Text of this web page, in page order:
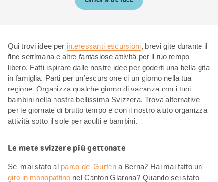
Qui trovi idee per interessanti escursioni, brevi gite durante il
fine settimana e altre fantasiose attività per il tuo tempo
libero. Fatti ispirare dalle nostre idee per goderti una bella gita
in famiglia. Parti per un’escursione di un giorno nella tua
regione. Organizza qualche giorno di vacanza con i tuoi
bambini nella nostra bellissima Svizzera. Trova alternative
per le giornate di brutto tempo e con il nostro aiuto organizza
attività sotto il sole per adulti e bambini.
Le mete svizzere più gettonate
Sei mai stato al parco del Gurtena Berna? Hai mai fatto un
giro in monopattino nel Canton Glarona? Quando sei stato